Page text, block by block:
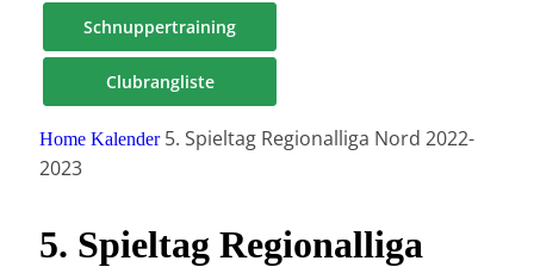
Schnuppertraining
Clubrangliste
Home Kalender 5. Spieltag Regionalliga Nord 2022-
2023
5. Spieltag Regionalliga